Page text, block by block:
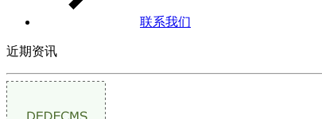
联系我们
近期资讯